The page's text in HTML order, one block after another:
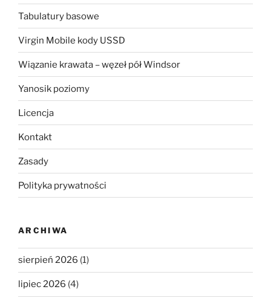
Tabulatury basowe
Virgin Mobile kody USSD
Wiązanie krawata – węzeł pół Windsor
Yanosik poziomy
Licencja
Kontakt
Zasady
Polityka prywatności
ARCHIWA
sierpień 2026 (1)
lipiec 2026 (4)